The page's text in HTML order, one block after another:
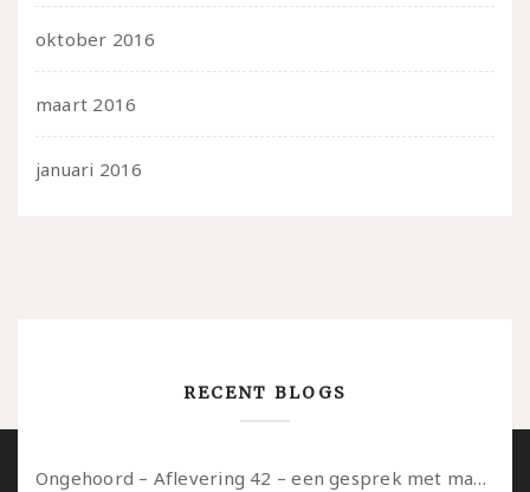
oktober 2016
maart 2016
januari 2016
RECENT BLOGS
Ongehoord – Aflevering 42 – een gesprek met marijn over seksueel opbloeien, het ouderschap uitvinden en verschillende leeftijden in je mee dragen